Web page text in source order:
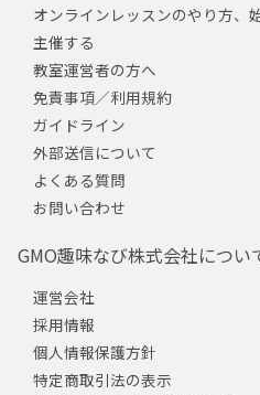
オンラインレッスンのやり方、
主催する
教室運営者の方へ
免責事項／利用規約
ガイドライン
外部送信について
よくある質問
お問い合わせ
GMO趣味なび株式会社につい
運営会社
採用情報
個人情報保護方針
特定商取引法の表示